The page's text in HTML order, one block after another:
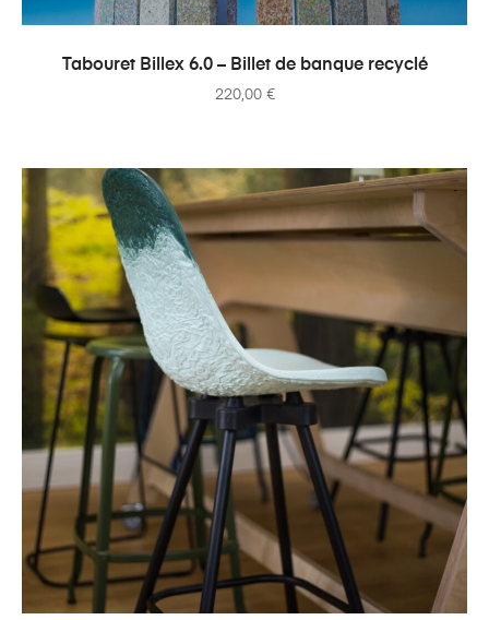
AJOUTER AU PANIER
Tabouret Billex 6.0 – Billet de banque recyclé
220,00 €